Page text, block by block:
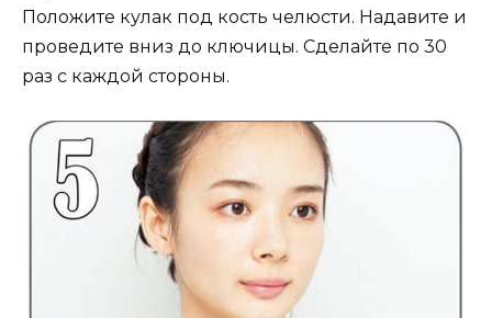
Положите кулак под кость челюсти. Надавите и
проведите вниз до ключицы. Сделайте по 30
раз с каждой стороны.